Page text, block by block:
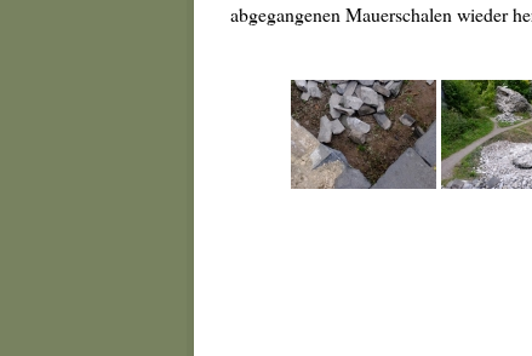
abgegangenen Mauerschalen wieder